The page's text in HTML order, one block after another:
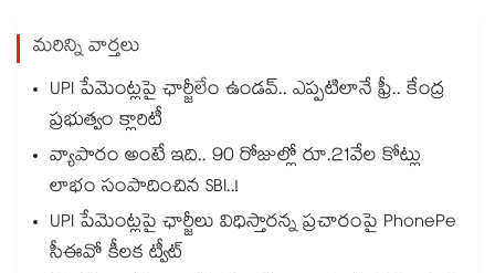
మరిన్ని వార్తలు
UPI పేమెంట్లపై ఛార్జీలేం ఉండవ్.. ఎప్పటిలానే ఫ్రీ.. కేంద్ర
ప్రభుత్వం క్లారిటీ
వ్యాపారం అంటే ఇది.. 90 రోజుల్లో రూ.21వేల కోట్లు
లాభం సంపాదించిన SBI..!
UPI పేమెంట్లపై ఛార్జీలు విధిస్తారన్న ప్రచారంపై PhonePe
సీఈవో కీలక ట్వీట్